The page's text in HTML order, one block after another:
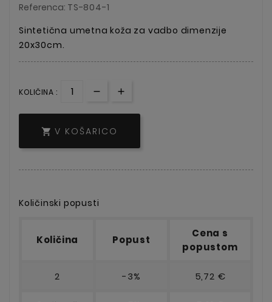
Referenca: TS-804-1
Sintetična umetna koža za vadbo dimenzije
20x30cm.
KOLIČINA :
 V KOŠARICO
Količinski popusti
Količina Popust
Cena s
popustom
2 -3% 5,72 €